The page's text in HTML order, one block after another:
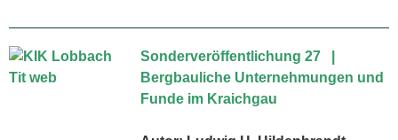
Sonderveröffentlichung 27 |
Bergbauliche Unternehmungen und
Funde im Kraichgau